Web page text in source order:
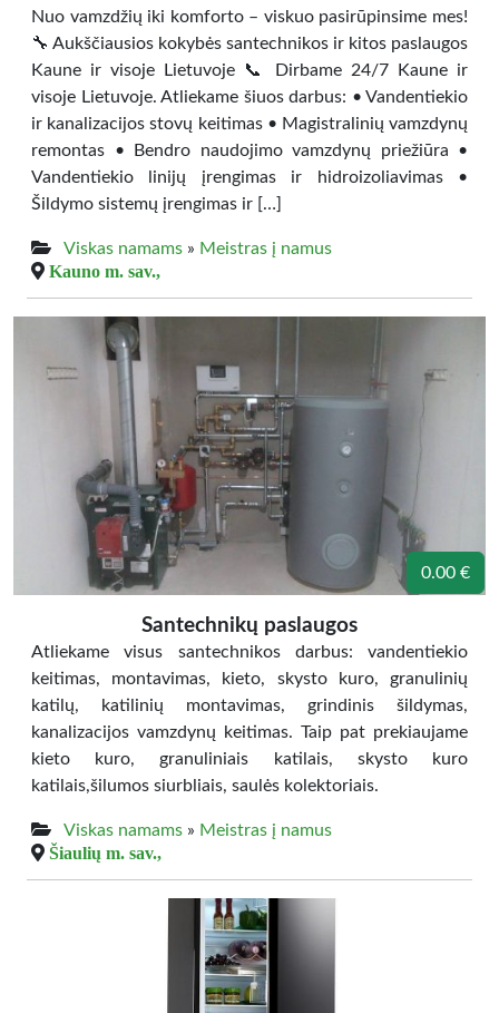
Nuo vamzdžių iki komforto – viskuo pasirūpinsime mes!
🔧 Aukščiausios kokybės santechnikos ir kitos paslaugos
Kaune ir visoje Lietuvoje 📞 Dirbame 24/7 Kaune ir
visoje Lietuvoje. Atliekame šiuos darbus: • Vandentiekio
ir kanalizacijos stovų keitimas • Magistralinių vamzdynų
remontas • Bendro naudojimo vamzdynų priežiūra •
Vandentiekio linijų įrengimas ir hidroizoliavimas •
Šildymo sistemų įrengimas ir […]
Viskas namams » Meistras į namus
Kauno m. sav.,
0.00 €
Santechnikų paslaugos
Atliekame visus santechnikos darbus: vandentiekio
keitimas, montavimas, kieto, skysto kuro, granulinių
katilų, katilinių montavimas, grindinis šildymas,
kanalizacijos vamzdynų keitimas. Taip pat prekiaujame
kieto kuro, granuliniais katilais, skysto kuro
katilais,šilumos siurbliais, saulės kolektoriais.
Viskas namams » Meistras į namus
Šiaulių m. sav.,